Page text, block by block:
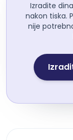
Izradite
nakon tiska.
nije